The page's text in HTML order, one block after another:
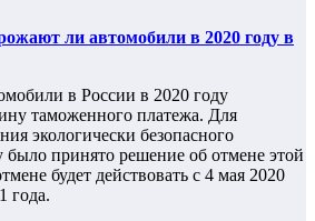
ли автомобили в 2020 году в
в России в 2020 году
таможенного платежа. Для
экологически безопасного
было принято решение об отмене этой
будет действовать с 4 мая 2020
года.